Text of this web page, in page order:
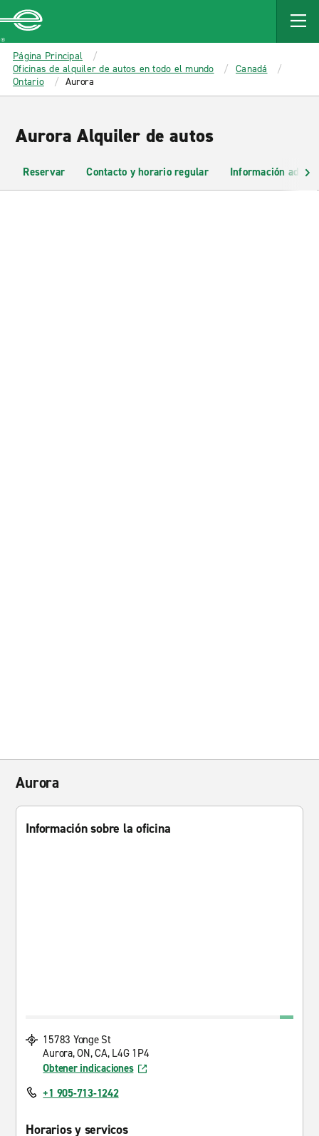
MAIN
CONTENT
Enterprise
Página Principal
Oficinas de alquiler de autos en todo el mundo
Canadá
Ontario
Aurora
Aurora Alquiler de autos
Reservar Contacto y horario regular Información
Aurora
Información sobre la oficina
15783 Yonge St
Aurora, ON, CA, L4G 1P4
Obtener indicaciones
+1 905-713-1242
Horarios y servicos